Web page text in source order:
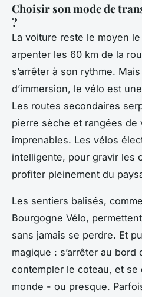
Choisir son mode de
?
La voiture reste le moyen
arpenter les 60 km de la
s’arrêter à son rythme.
d’immersion, le vélo est
Les routes secondaires
pierre sèche et rangées
imprenables. Les vélos
intelligente, pour gravir les
profiter pleinement du
Les sentiers balisés,
Bourgogne Vélo,
sans jamais se perdre. Et
magique : s’arrêter au bord
contempler le coteau, et se
monde - ou presque.